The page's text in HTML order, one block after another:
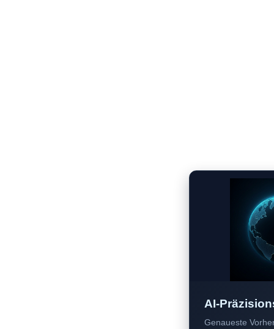
AI-
Genaueste